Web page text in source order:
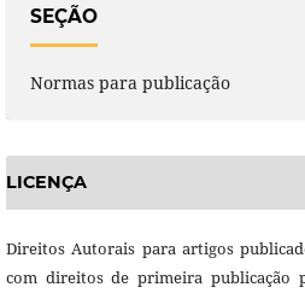
SEÇÃO
Normas para publicação
LICENÇA
Direitos Autorais para artigos
com direitos de primeira publicação